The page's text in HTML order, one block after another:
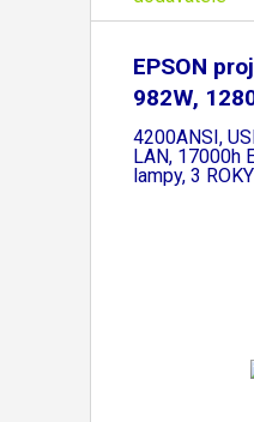
EPSON
982W,
WXGA,
4200ANSI,
LAN, 17000h
lampy, 3